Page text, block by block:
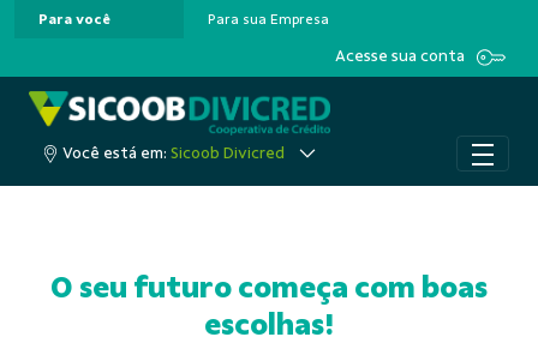
Pular para o Conteúdo principal
Para você Para sua Empresa
Acesse sua conta
Você está em: Sicoob Divicred
O seu futuro começa com boas
escolhas!